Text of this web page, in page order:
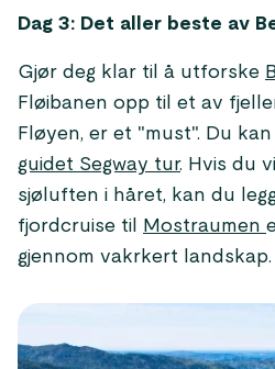
Dag 3: Det aller beste av
Gjør deg klar til å utforske
Fløibanen opp til et av
Fløyen, er et "must". Du
guidet Segway tur. Hvis du
sjøluften i håret, kan du
fjordcruise til
Mostraumen
gjennom vakrkert landskap.